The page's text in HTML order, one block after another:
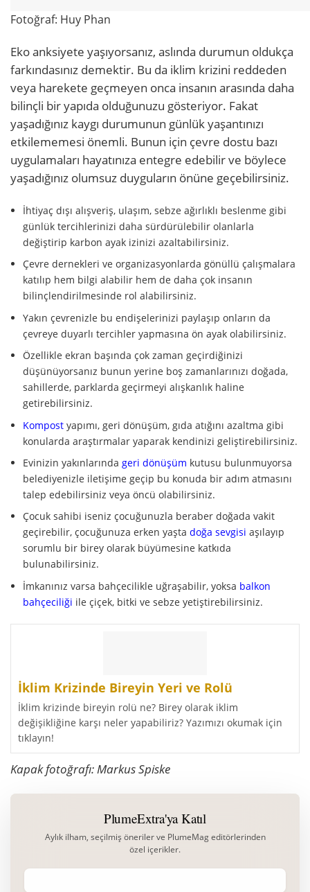
Fotoğraf: Huy Phan
Eko anksiyete yaşıyorsanız, aslında durumun oldukça
farkındasınız demektir. Bu da iklim krizini reddeden
veya harekete geçmeyen onca insanın arasında daha
bilinçli bir yapıda olduğunuzu gösteriyor. Fakat
yaşadığınız kaygı durumunun günlük yaşantınızı
etkilememesi önemli. Bunun için çevre dostu bazı
uygulamaları hayatınıza entegre edebilir ve böylece
yaşadığınız olumsuz duyguların önüne geçebilirsiniz.
İhtiyaç dışı alışveriş, ulaşım, sebze ağırlıklı beslenme gibi
günlük tercihlerinizi daha sürdürülebilir olanlarla
değiştirip karbon ayak izinizi azaltabilirsiniz.
Çevre dernekleri ve organizasyonlarda gönüllü çalışmalara
katılıp hem bilgi alabilir hem de daha çok insanın
bilinçlendirilmesinde rol alabilirsiniz.
Yakın çevrenizle bu endişelerinizi paylaşıp onların da
çevreye duyarlı tercihler yapmasına ön ayak olabilirsiniz.
Özellikle ekran başında çok zaman geçirdiğinizi
düşünüyorsanız bunun yerine boş zamanlarınızı doğada,
sahillerde, parklarda geçirmeyi alışkanlık haline
getirebilirsiniz.
Kompost yapımı, geri dönüşüm, gıda atığını azaltma gibi
konularda araştırmalar yaparak kendinizi geliştirebilirsiniz.
Evinizin yakınlarındageri dönüşüm kutusu bulunmuyorsa
belediyenizle iletişime geçip bu konuda bir adım atmasını
talep edebilirsiniz veya öncü olabilirsiniz.
Çocuk sahibi iseniz çocuğunuzla beraber doğada vakit
geçirebilir, çocuğunuza erken yaştadoğa sevgisi aşılayıp
sorumlu bir birey olarak büyümesine katkıda
bulunabilirsiniz.
İmkanınız varsa bahçecilikle uğraşabilir, yoksa balkon
bahçeciliği ile çiçek, bitki ve sebze yetiştirebilirsiniz.
İklim Krizinde Bireyin Yeri ve Rolü
İklim krizinde bireyin rolü ne? Birey olarak iklim
değişikliğine karşı neler yapabiliriz? Yazımızı okumak için
tıklayın!
Kapak fotoğrafı:Markus Spiske
PlumeExtra'ya Katıl
Aylık ilham, seçilmiş öneriler ve PlumeMag editörlerinden
özel içerikler.